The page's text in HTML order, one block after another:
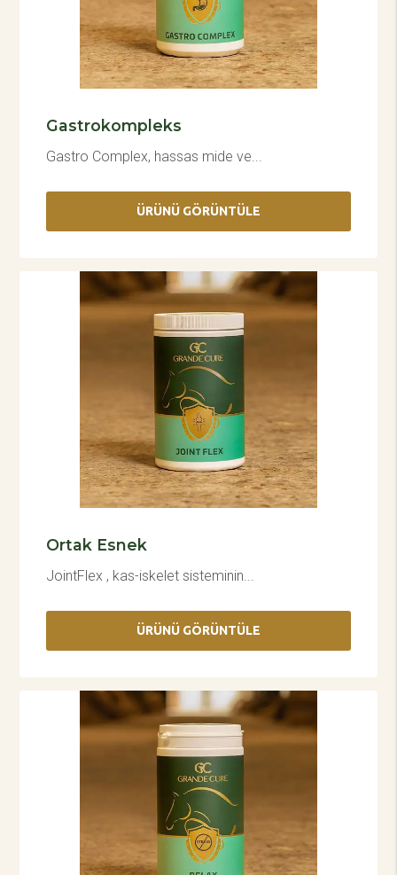
Gastrokompleks
Gastro Complex, hassas mide ve...
ÜRÜNÜ GÖRÜNTÜLE
Ortak Esnek
JointFlex , kas-iskelet sisteminin...
ÜRÜNÜ GÖRÜNTÜLE